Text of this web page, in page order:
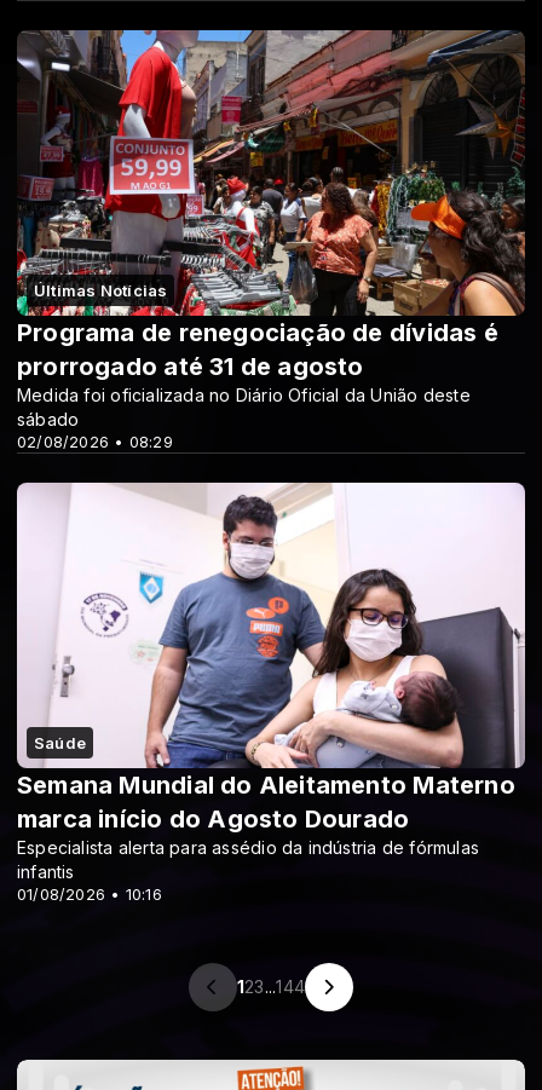
Últimas Notícias
02/08/2026 • 08:29
Programa de renegociação de dívidas é
prorrogado até 31 de agosto
Medida foi oficializada no Diário Oficial da União deste
sábado
Saúde
01/08/2026 • 10:16
Semana Mundial do Aleitamento Materno
marca início do Agosto Dourado
Especialista alerta para assédio da indústria de fórmulas
infantis
123...144